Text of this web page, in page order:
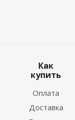
Как
купить
Оплата
Доставка